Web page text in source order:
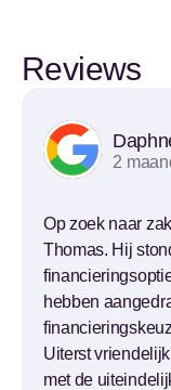
Reviews
2
Op zoek naar
Thomas. Hij
hebben
Uiterst
met de